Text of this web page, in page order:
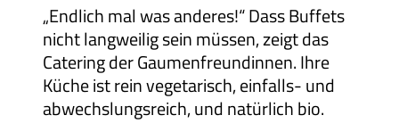
„Endlich mal was anderes!“ Dass Buffets
nicht langweilig sein müssen, zeigt das
Catering der Gaumen­freundinnen. Ihre
Küche ist rein vegetarisch, einfalls- und
abwechslungsreich, und natürlich bio.